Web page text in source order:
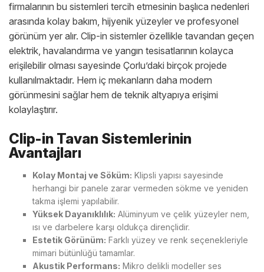
firmalarının bu sistemleri tercih etmesinin başlıca nedenleri
arasında kolay bakım, hijyenik yüzeyler ve profesyonel
görünüm yer alır. Clip-in sistemler özellikle tavandan geçen
elektrik, havalandırma ve yangın tesisatlarının kolayca
erişilebilir olması sayesinde Çorlu’daki birçok projede
kullanılmaktadır. Hem iç mekanların daha modern
görünmesini sağlar hem de teknik altyapıya erişimi
kolaylaştırır.
Clip-in Tavan Sistemlerinin
Avantajları
Kolay Montaj ve Söküm: Klipsli yapısı sayesinde
herhangi bir panele zarar vermeden sökme ve yeniden
takma işlemi yapılabilir.
Yüksek Dayanıklılık: Alüminyum ve çelik yüzeyler nem,
ısı ve darbelere karşı oldukça dirençlidir.
Estetik Görünüm: Farklı yüzey ve renk seçenekleriyle
mimari bütünlüğü tamamlar.
Akustik Performans: Mikro delikli modeller ses